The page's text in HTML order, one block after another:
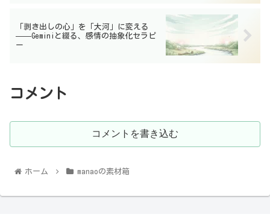
「剥き出しの心」を「大河」に変える
——Geminiと綴る、感情の抽象化セラピ
ー
コメント
コメントを書き込む
ホーム manaoの素材箱